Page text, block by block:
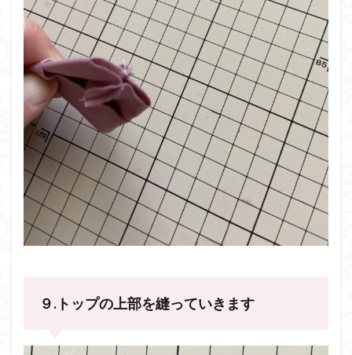
９.トップの上部を縫っていきます